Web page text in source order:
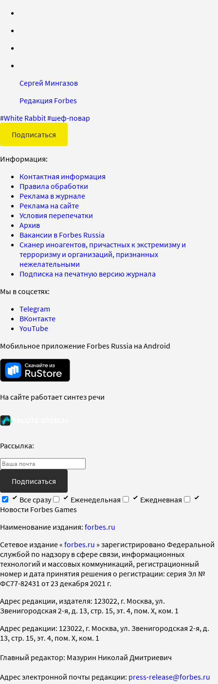
Сергей Мингазов
Редакция Forbes
#White Rabbit#шеф-повар
Подписаться
Информация:
Контактная информация
Правила обработки
Реклама в журнале
Реклама на сайте
Условия перепечатки
Архив
Вакансии в Forbes Russia
Сканер иноагентов, причастных к экстремизму и
терроризму и организаций, признанных
нежелательными
Подписка на печатную версию журнала
Мы в соцсетях:
Telegram
ВКонтакте
YouTube
Мобильное приложение Forbes Russia на Android
На сайте работает синтез речи
Рассылка:
Подписаться
Все сразу
Еженедельная
Ежедневная
Новости Forbes Games
Наименование издания: forbes.ru
Cетевое издание « forbes.ru » зарегистрировано Федеральной
службой по надзору в сфере связи, информационных
технологий и массовых коммуникаций, регистрационный
номер и дата принятия решения о регистрации: серия Эл №
ФС77-82431 от 23 декабря 2021 г.
Адрес редакции, издателя: 123022, г. Москва, ул.
Звенигородская 2-я, д. 13, стр. 15, эт. 4, пом. X, ком. 1
Адрес редакции: 123022, г. Москва, ул. Звенигородская 2-я, д.
13, стр. 15, эт. 4, пом. X, ком. 1
Главный редактор: Мазурин Николай Дмитриевич
Адрес электронной почты редакции: press-release@forbes.ru